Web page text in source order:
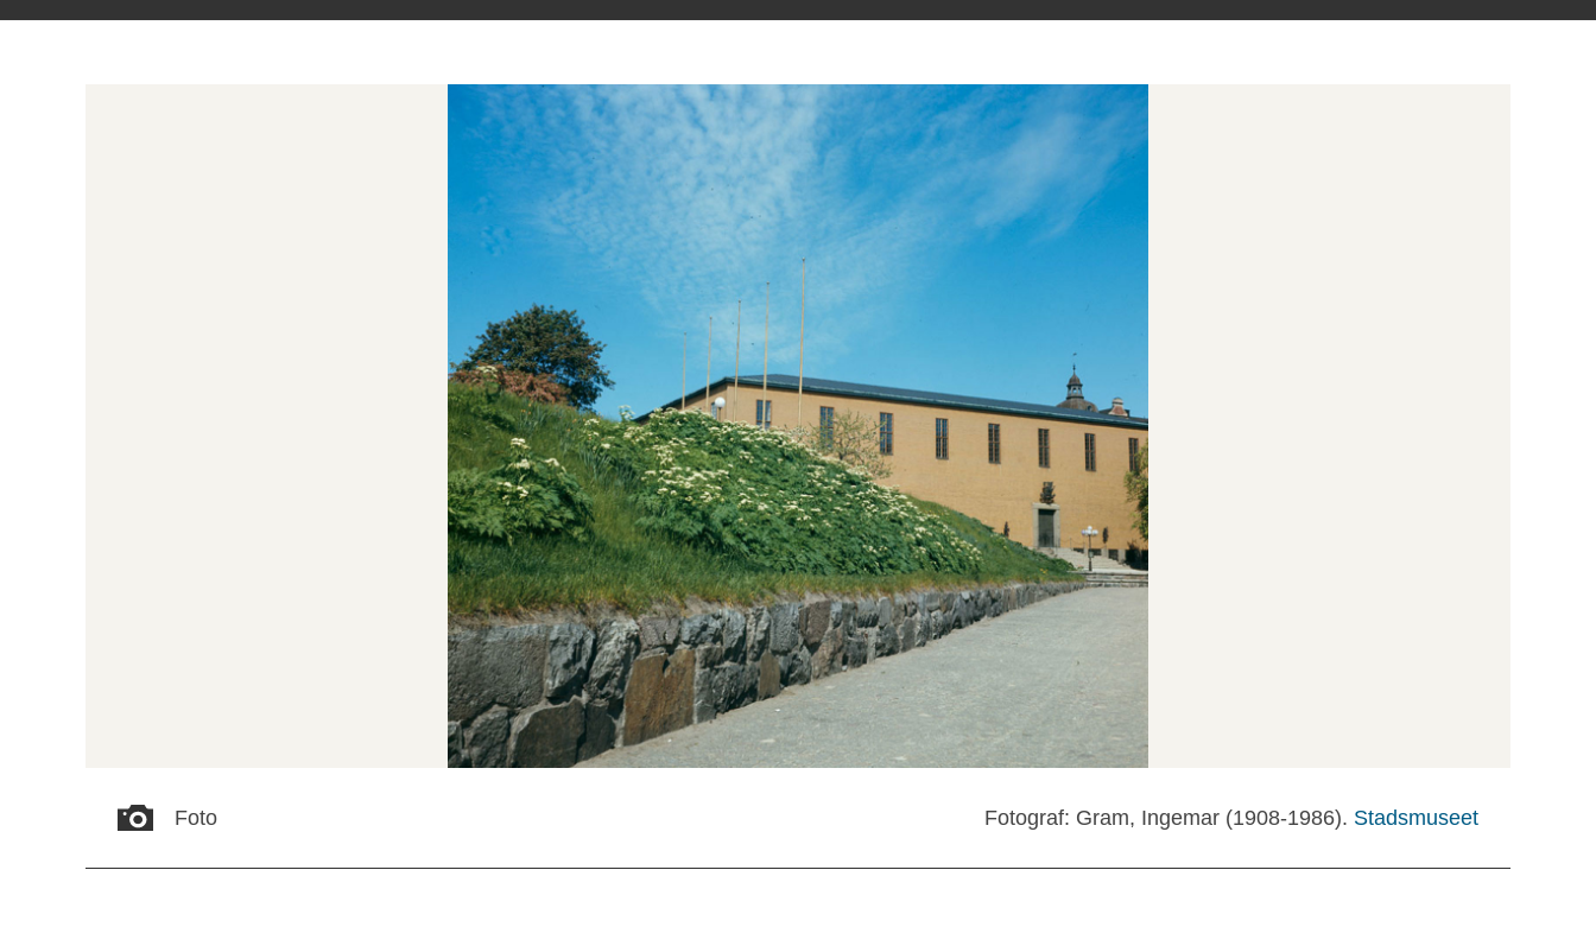
Foto Fotograf: Gram, Ingemar (1908-1986). Stadsmuseet